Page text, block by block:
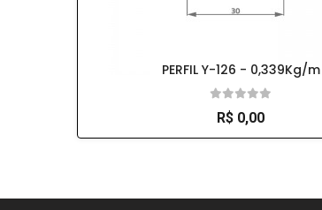
PERFIL Y-126 - 0,339Kg/m
R$ 0,00